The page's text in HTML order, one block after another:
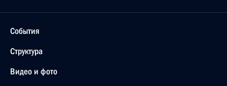
События
Структура
Видео и фото